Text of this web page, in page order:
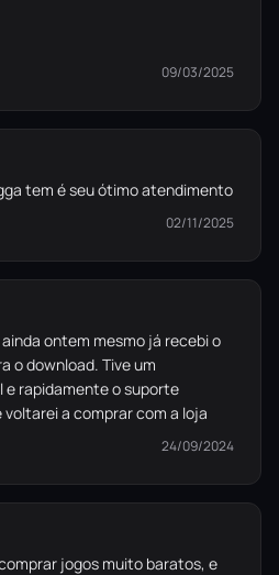
09/03/2025
tem é seu ótimo atendimento
02/11/2025
ontem mesmo já recebi o
o download. Tive um
e rapidamente o suporte
a comprar com a loja
24/09/2024
jogos muito baratos, e